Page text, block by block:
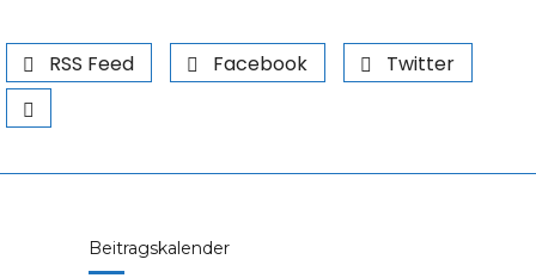
RSS Feed Facebook Twitter
Beitragskalender